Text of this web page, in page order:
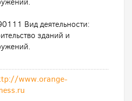
Вид деятельности:
зданий и
www.orange-